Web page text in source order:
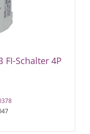
FI-Schalter 4P